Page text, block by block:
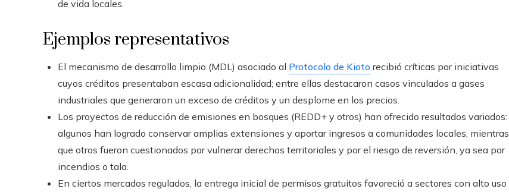
de vida locales.
Ejemplos representativos
El mecanismo de desarrollo limpio (MDL) asociado al Protocolo de Kioto recibió críticas por iniciativas
cuyos créditos presentaban escasa adicionalidad; entre ellas destacaron casos vinculados a gases
industriales que generaron un exceso de créditos y un desplome en los precios.
Los proyectos de reducción de emisiones en bosques (REDD+ y otros) han ofrecido resultados variados:
algunos han logrado conservar amplias extensiones y aportar ingresos a comunidades locales, mientras
que otros fueron cuestionados por vulnerar derechos territoriales y por el riesgo de reversión, ya sea por
incendios o tala.
En ciertos mercados regulados, la entrega inicial de permisos gratuitos favoreció a sectores con alto uso